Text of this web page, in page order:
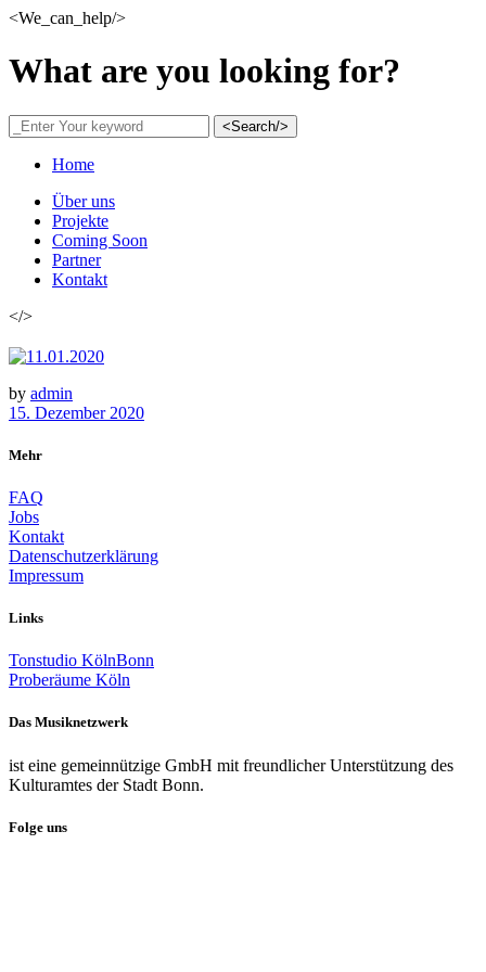
<We_can_help/>
What are you looking for?
<Search/>
Home
Über uns
Projekte
Coming Soon
Partner
Kontakt
</>
by admin
15. Dezember 2020
Mehr
FAQ
Jobs
Kontakt
Datenschutzerklärung
Impressum
Links
Tonstudio KölnBonn
Proberäume Köln
Das Musiknetzwerk
ist eine gemeinnützige GmbH mit freundlicher Unterstützung des
Kulturamtes der Stadt Bonn.
Folge uns